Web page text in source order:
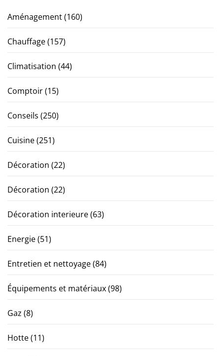
Aménagement(160)
Chauffage(157)
Climatisation (44)
Comptoir(15)
Conseils (250)
Cuisine(251)
Décoration (22)
Décoration (22)
Décoration interieure(63)
Energie(51)
Entretien et nettoyage(84)
Équipements et matériaux(98)
Gaz (8)
Hotte(11)